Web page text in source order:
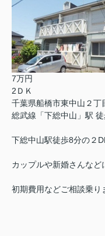
7万円
2ＤＫ
千葉県船橋市東中山２丁
総武線「下総中山」駅
下総中山駅徒歩8分の２
カップルや新婚さんなど
初期費用などご相談乗り